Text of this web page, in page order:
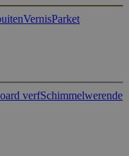
VernisParket
verfSchimmelwerende